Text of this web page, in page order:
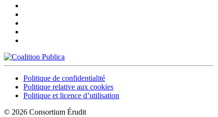
Politique de confidentialité
Politique relative aux cookies
Politique et licence d’utilisation
© 2026 Consortium Érudit